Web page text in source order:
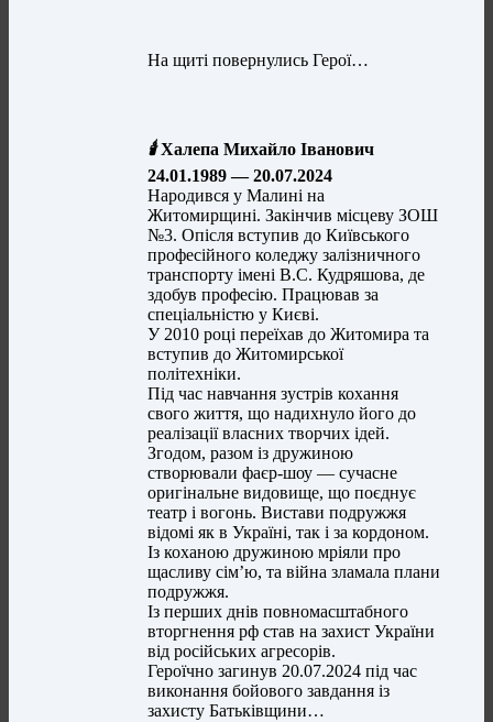
На щиті повернулись Герої…
🕯️ Халепа Михайло Іванович
24.01.1989 — 20.07.2024
Народився у Малині на
Житомирщині. Закінчив місцеву ЗОШ
№3. Опісля вступив до Київського
професійного коледжу залізничного
транспорту імені В.С. Кудряшова, де
здобув професію. Працював за
спеціальністю у Києві.
У 2010 році переїхав до Житомира та
вступив до Житомирської
політехніки.
Під час навчання зустрів кохання
свого життя, що надихнуло його до
реалізації власних творчих ідей.
Згодом, разом із дружиною
створювали фаєр-шоу — сучасне
оригінальне видовище, що поєднує
театр і вогонь. Вистави подружжя
відомі як в Україні, так і за кордоном.
Із коханою дружиною мріяли про
щасливу сім’ю, та війна зламала плани
подружжя.
Із перших днів повномасштабного
вторгнення рф став на захист України
від російських агресорів.
Героїчно загинув 20.07.2024 під час
виконання бойового завдання із
захисту Батьківщини…